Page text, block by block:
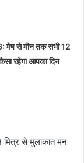
से मीन तक सभी 12
रहेगा आपका दिन
मित्र से मुलाकात मन